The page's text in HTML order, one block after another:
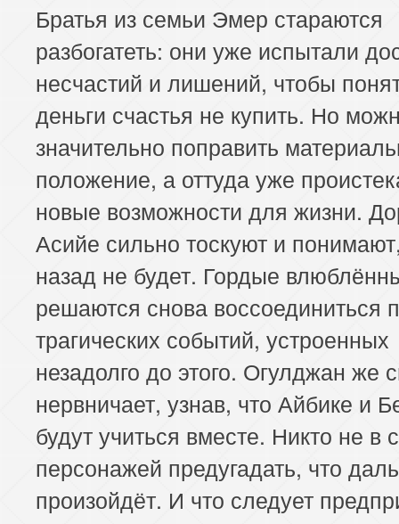
Братья из семьи Эмер стараются
разбогатеть: они уже испытали
несчастий и лишений, чтобы
деньги счастья не купить. Но
значительно поправить
положение, а оттуда уже
новые возможности для жизни.
Асийе сильно тоскуют и
назад не будет. Гордые
решаются снова воссоединиться
трагических событий, устроенных
незадолго до этого. Огулджан же
нервничает, узнав, что Айбике и
будут учиться вместе. Никто не в
персонажей предугадать, что
произойдёт. И что следует